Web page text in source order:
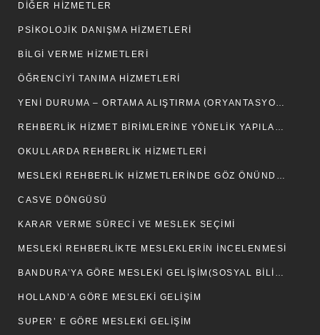
DIĞER HIZMETLER
PSIKOLOJIK DANIŞMA HIZMETLERI
BILGI VERME HIZMETLERI
ÖĞRENCIYI TANIMA HIZMETLERI
YENI DURUMA – ORTAMA ALIŞTIRMA (ORYANTASYON) HIZMETLERI
REHBERLIK HIZMET BIRIMLERINE YÖNELIK YAPILAN SINIFLAMALAR
OKULLARDA REHBERLİK HİZMETLERİ
MESLEKI REHBERLIK HIZMETLERINDE GÖZ ÖNÜNDE TUTULMASI GEREKEN NOKTALAR
CASVE DÖNGÜSÜ
KARAR VERME SÜRECI VE MESLEK SEÇIMI
MESLEKI REHBERLIKTE MESLEKLERIN İNCELENMESI
BANDURA’YA GÖRE MESLEKI GELIŞIM(SOSYAL BILIŞSEL KURAM)
HOLLAND’A GÖRE MESLEKI GELIŞIM
SUPER’ E GÖRE MESLEKI GELIŞIM